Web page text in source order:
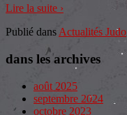
Lire la suite ›
Publié dans Actualités Judo
dans les archives
août 2025
septembre 2024
octobre 2023